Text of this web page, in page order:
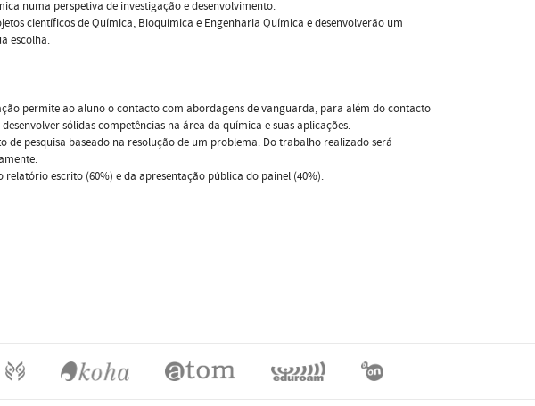
numa perspetiva de investigação e desenvolvimento.
científicos de Química, Bioquímica e Engenharia Química e desenvolverão um
escolha.
permite ao aluno o contacto com abordagens de vanguarda, para além do contacto
sólidas competências na área da química e suas aplicações.
pesquisa baseado na resolução de um problema. Do trabalho realizado será
escrito (60%) e da apresentação pública do painel (40%).